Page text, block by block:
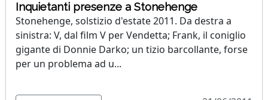
Inquietanti presenze a Stonehenge
Stonehenge, solstizio d'estate 2011. Da destra a
sinistra: V, dal film V per Vendetta; Frank, il coniglio
gigante di Donnie Darko; un tizio barcollante, forse
per un problema ad u...